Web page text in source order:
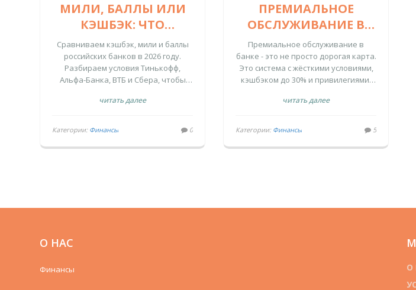
МИЛИ, БАЛЛЫ ИЛИ
КЭШБЭК: ЧТО
ВЫГОДНЕЕ ВЫБРАТЬ
В 2026 ГОДУ
Сравниваем кэшбэк, мили и баллы
российских банков в 2026 году.
Разбираем условия Тинькофф,
Альфа-Банка, ВТБ и Сбера, чтобы
ваших трат.
читать далее
Категории: Финансы 0
ПРЕМИАЛЬНОЕ
ОБСЛУЖИВАНИЕ В
БАНКЕ: КАКИЕ
ПРИВИЛЕГИИ,
КЭШБЭК И
СТОИМОСТЬ РЕАЛЬНО
СТОИТ ЖДАТЬ
Премиальное обслуживание в
банке - это не просто дорогая карта.
Это система с жёсткими условиями,
кэшбэком до 30% и привилегиями,
остатке от 1,5 млн ₽. Узнайте, кто
платит за мечту.
читать далее
Категории: Финансы 5
О НАС
Финансы
О